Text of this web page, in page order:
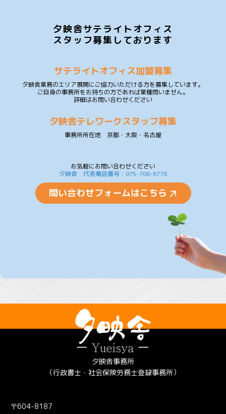
夕映舎サテライトオフィス
スタッフ募集しております
サテライトオフィス加盟募集
夕映舎業務のエリア展開にご協力いただける方を募集しています。
ご自身の事務所をお持ちの方であれば業種問いません。
詳細はお問い合わせください
夕映舎テレワークスタッフ募集
事務所所在地 京都・大阪・名古屋
お気軽にお問い合わせください
夕映舎 代表電話番号：075-708-6776
問い合わせフォームはこちら
夕映舎事務所
（行政書士・社会保険労務士登録事務所）
〒604-8187